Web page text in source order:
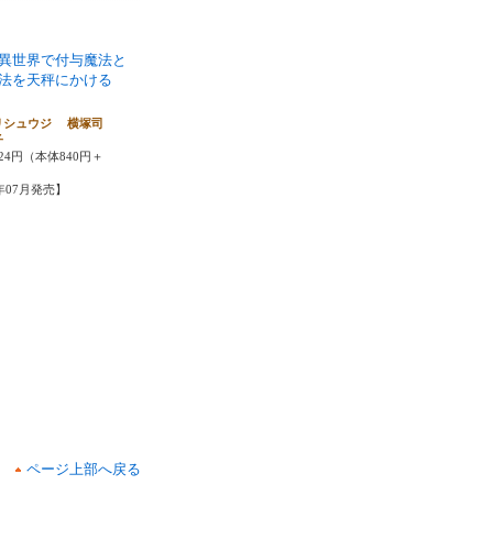
世界で付与魔法と
を天秤にかける
シュウジ 横塚司
円（本体840円＋
07月発売】
ページ上部へ戻る